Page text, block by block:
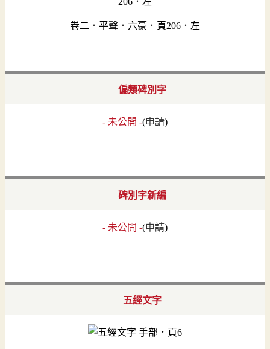
卷二．平聲．六豪．頁206．左
偏類碑別字
- 未公開 -(申請)
碑別字新編
- 未公開 -(申請)
五經文字